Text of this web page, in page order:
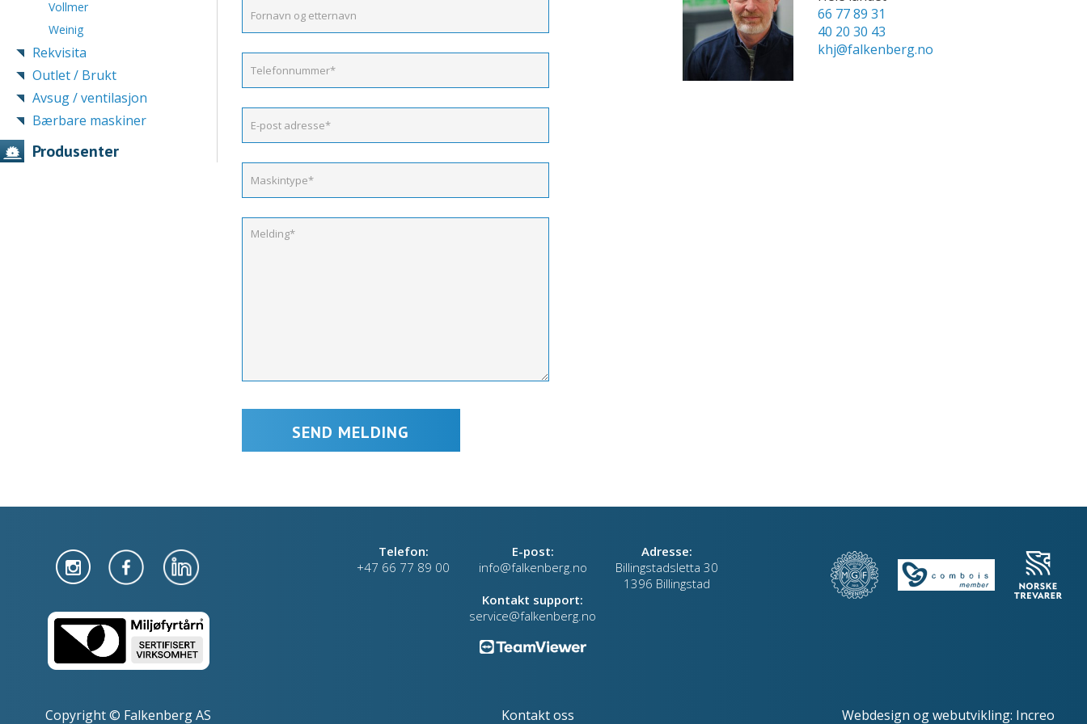
Vollmer
Weinig
Rekvisita
Outlet / Brukt
Avsug / ventilasjon
Bærbare maskiner
Produsenter
66 77 89 31
40 20 30 43
khj@falkenberg.no
Telefon:
+47 66 77 89 00
E-post:
info@falkenberg.no
Kontakt support:
service@falkenberg.no
Adresse:
Billingstadsletta 30
1396 Billingstad
Copyright © Falkenberg AS
Kontakt oss
Webdesign ogwebutvikling: Increo